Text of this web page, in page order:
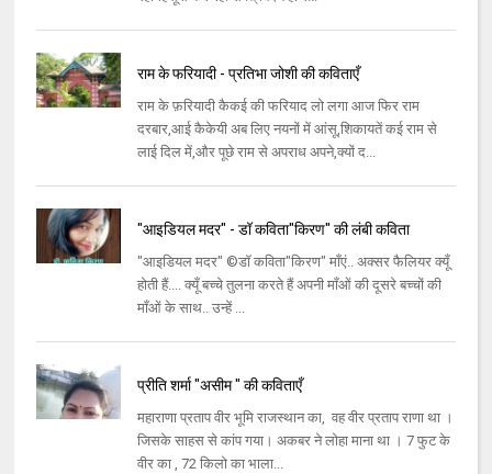
राम के फरियादी - प्रतिभा जोशी की कविताएँ
राम के फ़रियादी कैकई की फरियाद लो लगा आज फिर राम
दरबार,आई कैकेयी अब लिए नयनों में आंसू,शिकायतें कई राम से
लाई दिल में,और पूछे राम से अपराध अपने,क्यों द...
"आइडियल मदर" - डॉ कविता"किरण" की लंबी कविता
"आइडियल मदर" ©डॉ कविता"किरण" माँएं.. अक्सर फैलियर क्यूँ
होती हैं.... क्यूँ बच्चे तुलना करते हैं अपनी माँओं की दूसरे बच्चों की
माँओं के साथ.. उन्हें ...
प्रीति शर्मा "असीम " की कविताएँ
महाराणा प्रताप वीर भूमि राजस्थान का, वह वीर प्रताप राणा था ।
जिसके साहस से कांप गया। अकबर ने लोहा माना था । 7 फुट के
वीर का , 72 किलो का भाला...